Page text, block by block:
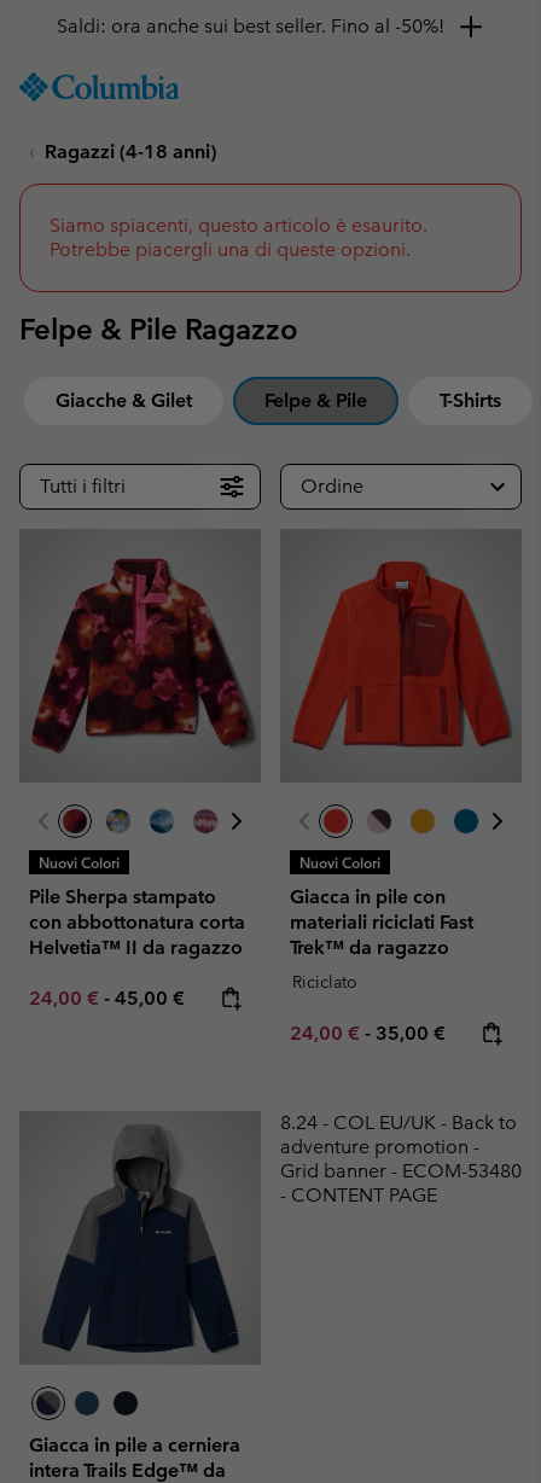
TO
SKIP
NAV
TO
SEARCH
Ottieni il 10% di sconto
Ragazzi (4-18 anni)
Siamo spiacenti, questo articolo è esaurito.
Potrebbe piacergli una di queste opzioni.
Felpe & Pile Ragazzo
Giacche & Gilet Felpe & Pile T-Shirts
Tutti i filtri Ordine
Nuovi Colori
Pile Sherpa stampato
con abbottonatura corta
Helvetia™ II da ragazzo
Minimum sale price:
24,00 € - Maximum price:
45,00 €
Nuovi Colori
Giacca in pile con
materiali riciclati Fast
Trek™ da ragazzo
Riciclato
Minimum sale price:
24,00 € - Maximum price:
35,00 €
Giacca in pile a cerniera
intera Trails Edge™ da
8.24 - COL EU/UK - Back to
adventure promotion -
Grid banner - ECOM-53480
- CONTENT PAGE